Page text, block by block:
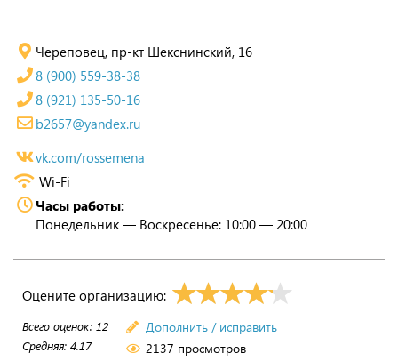
Череповец, пр-кт Шекснинский, 16
8 (900) 559-38-38
8 (921) 135-50-16
b2657@yandex.ru
vk.com/rossemena
Wi-Fi
Часы работы:
Понедельник — Воскресенье: 10:00 — 20:00
Оцените организацию:
Всего оценок: 12
Средняя: 4.17
Дополнить / исправить
2137 просмотров